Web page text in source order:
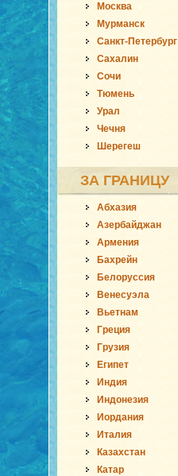
Москва
Мурманск
Санкт-Петербург
Сахалин
Сочи
Тюмень
Урал
Чечня
Шерегеш
ЗА ГРАНИЦУ
Абхазия
Азербайджан
Армения
Бахрейн
Белоруссия
Венесуэла
Вьетнам
Греция
Грузия
Египет
Индия
Индонезия
Иордания
Италия
Казахстан
Катар